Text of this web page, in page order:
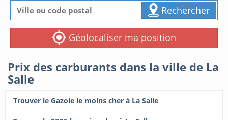
Rechercher
Géolocaliser ma position
Prix des carburants dans la ville de La
Salle
Trouver le Gazole le moins cher à La Salle